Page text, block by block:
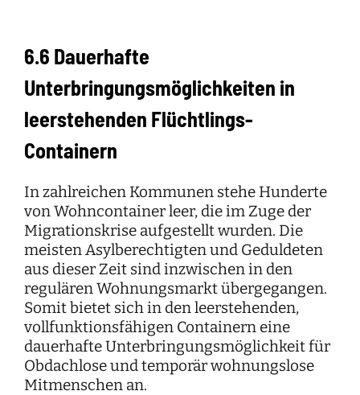
6.6 Dauerhafte
Unterbringungsmöglichkeiten in
leerstehenden Flüchtlings-
Containern
In zahlreichen Kommunen stehe Hunderte
von Wohncontainer leer, die im Zuge der
Migrationskrise aufgestellt wurden. Die
meisten Asylberechtigten und Geduldeten
aus dieser Zeit sind inzwischen in den
regulären Wohnungsmarkt übergegangen.
Somit bietet sich in den leerstehenden,
vollfunktionsfähigen Containern eine
dauerhafte Unterbringungsmöglichkeit für
Obdachlose und temporär wohnungslose
Mitmenschen an.